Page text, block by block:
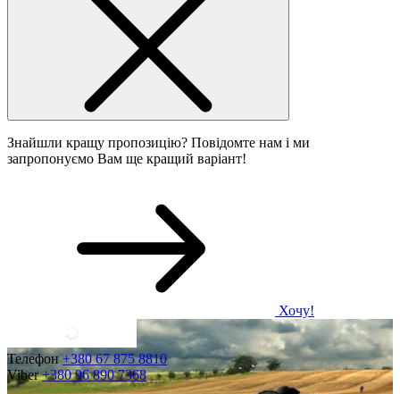
Знайшли кращу пропозицію? Повідомте нам і ми
запропонуємо Вам ще кращий варіант!
Хочу!
Телефон+380 67 875 8810
Viber+380 96 890 7368